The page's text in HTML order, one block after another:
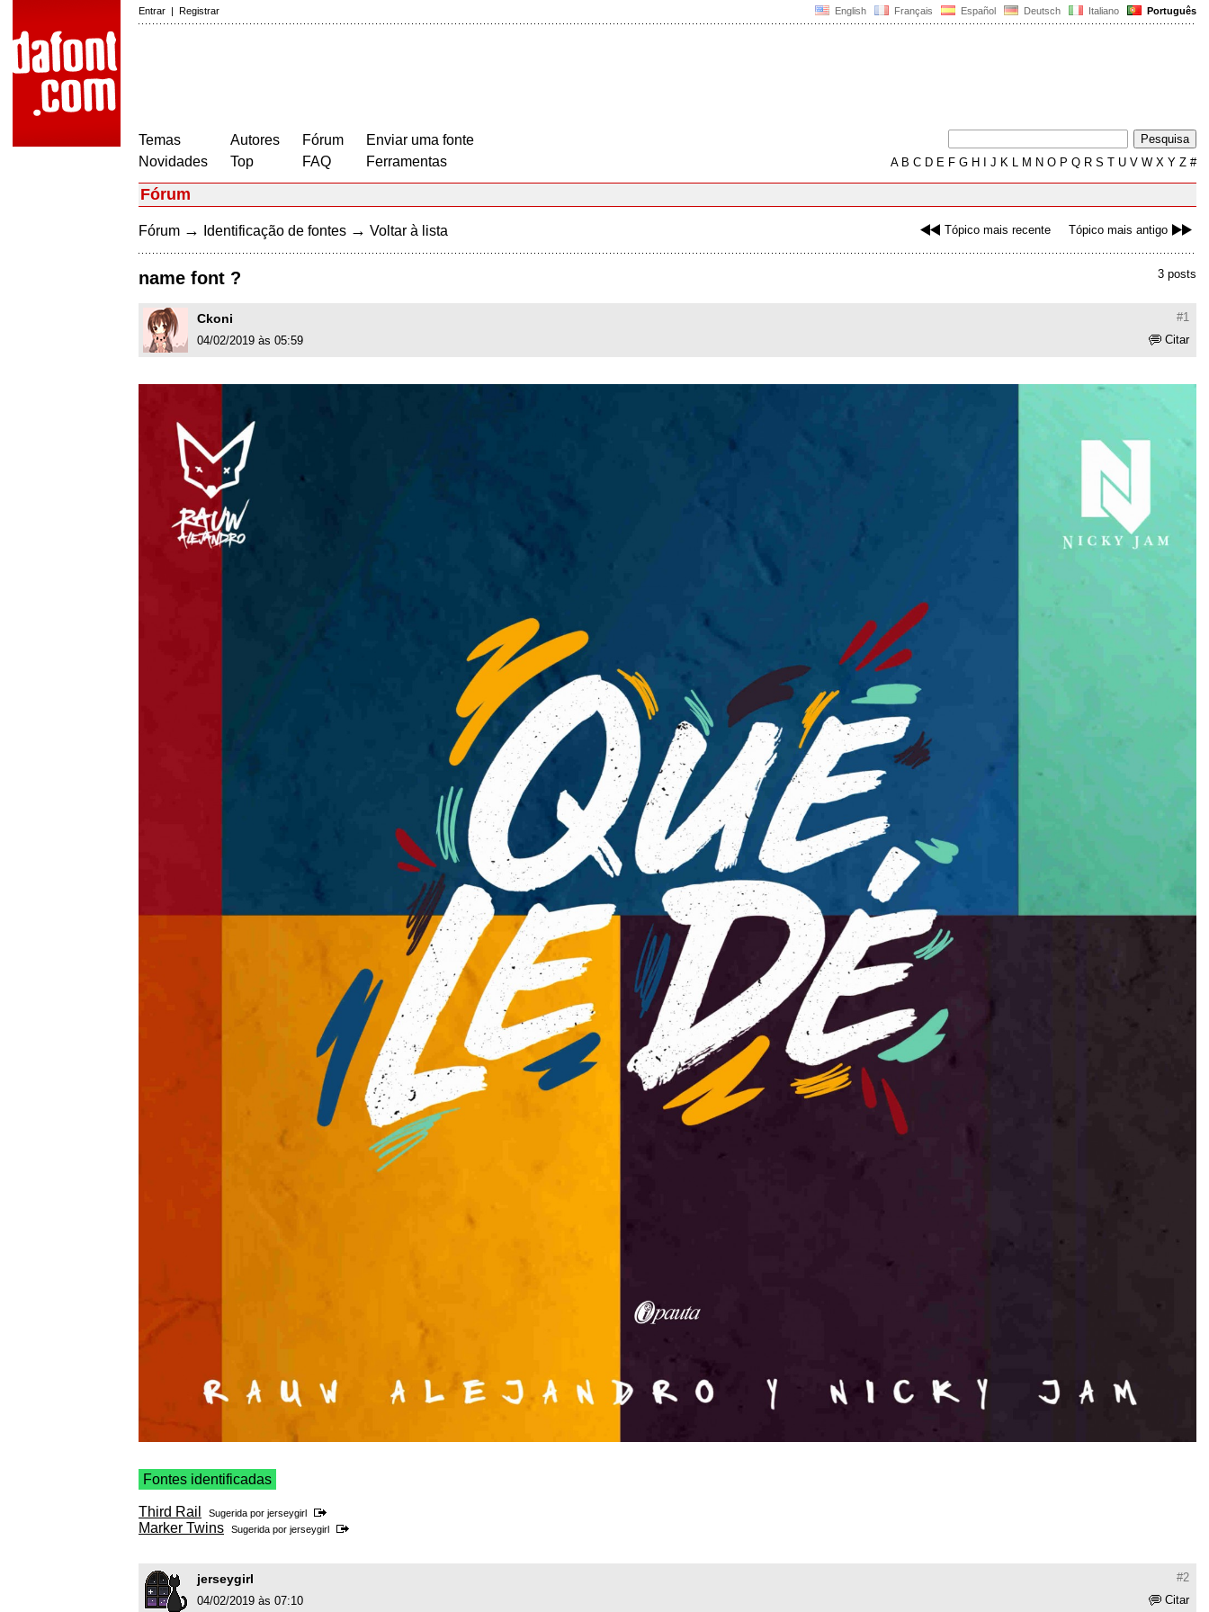
English Français Español Deutsch Italiano Português
Entrar | Registrar
Temas
Novidades
Autores
Top
Fórum
FAQ
Enviar uma fonte
Ferramentas
AB C D E F G H J K L M N O P Q R S T U V W X Y Z #
Fórum
Tópico mais recente Tópico mais antigo
Fórum → Identificação de fontes → Voltar à lista
3 posts
name font ?
#1
Ckoni
Citar
04/02/2019 às 05:59
Fontes identificadas
Third Rail Sugerida por jerseygirl
Marker Twins Sugerida por jerseygirl
#2
jerseygirl
Citar
04/02/2019 às 07:10